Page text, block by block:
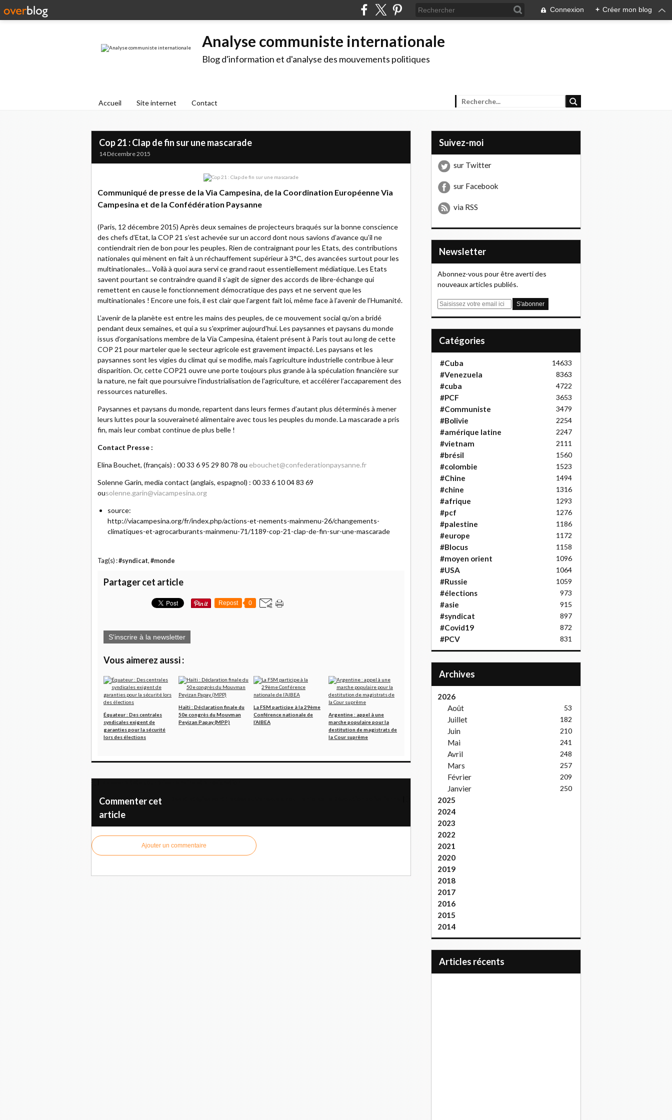
Connexion + Créer mon blog
Analyse communiste internationale
Blog d'information et d'analyse des mouvements politiques
Accueil Site internet Contact
Cop 21 : Clap de fin sur une mascarade
14 Décembre 2015
Communiqué de presse de la Via Campesina, de la Coordination Européenne Via
Campesina et de la Confédération Paysanne
(Paris, 12 décembre 2015) Après deux semaines de projecteurs braqués sur la bonne conscience
des chefs d’Etat, la COP 21 s’est achevée sur un accord dont nous savions d’avance qu’il ne
contiendrait rien de bon pour les peuples. Rien de contraignant pour les Etats, des contributions
nationales qui mènent en fait à un réchauffement supérieur à 3°C, des avancées surtout pour les
multinationales… Voilà à quoi aura servi ce grand raout essentiellement médiatique. Les Etats
savent pourtant se contraindre quand il s’agit de signer des accords de libre-échange qui
remettent en cause le fonctionnement démocratique des pays et ne servent que les
multinationales ! Encore une fois, il est clair que l’argent fait loi, même face à l’avenir de l’Humanité.
L’avenir de la planète est entre les mains des peuples, de ce mouvement social qu’on a bridé
pendant deux semaines, et qui a su s'exprimer aujourd'hui. Les paysannes et paysans du monde
issus d’organisations membre de la Via Campesina, étaient présent à Paris tout au long de cette
COP 21 pour marteler que le secteur agricole est gravement impacté. Les paysans et les
paysannes sont les vigies du climat qui se modifie, mais l’agriculture industrielle contribue à leur
disparition. Or, cette COP21 ouvre une porte toujours plus grande à la spéculation financière sur
la nature, ne fait que poursuivre l'industrialisation de l'agriculture, et accélérer l’accaparement des
ressources naturelles.
Paysannes et paysans du monde, repartent dans leurs fermes d’autant plus déterminés à mener
leurs luttes pour la souveraineté alimentaire avec tous les peuples du monde. La mascarade a pris
fin, mais leur combat continue de plus belle !
Contact Presse :
Elina Bouchet, (français) : 00 33 6 95 29 80 78 ou ebouchet@confederationpaysanne.fr
Solenne Garin, media contact (anglais, espagnol) : 00 33 6 10 04 83 69
ousolenne.garin@viacampesina.org
source:
http://viacampesina.org/fr/index.php/actions-et-nements-mainmenu-26/changements-
climatiques-et-agrocarburants-mainmenu-71/1189-cop-21-clap-de-fin-sur-une-mascarade
Tag(s) :#syndicat, #monde
Partager cet article
Repost 0
S'inscrire à la newsletter
Vous aimerez aussi :
Équateur : Des centrales
syndicales exigent de
garanties pour la sécurité
lors des élections
Haïti : Déclaration finale du
50e congrès du Mouvman
Peyizan Papay (MPP)
La FSM participe à la 29ème
Conférence nationale de
l’AIBEA
Argentine : appel à une
marche populaire pour la
destitution de magistrats de
la Cour suprême
Commenter cet
article
Ajouter un commentaire
Suivez-moi
sur Twitter
sur Facebook
via RSS
Newsletter
Abonnez-vous pour être averti des
nouveaux articles publiés.
E
Catégories
#Cuba 14633
#Venezuela 8363
#cuba 4722
#PCF 3653
#Communiste 3479
#Bolivie 2254
#amérique latine 2247
#vietnam 2111
#brésil 1560
#colombie 1523
#Chine 1494
#chine 1316
#afrique 1293
#pcf 1276
#palestine 1186
#europe 1172
#Blocus 1158
#moyen orient 1096
#USA 1064
#Russie 1059
#élections 973
#asie 915
#syndicat 897
#Covid19 872
#PCV 831
Archives
2026
Août
53
Juillet 182
Juin 210
Mai 241
Avril 248
Mars 257
Février 209
Janvier 250
2025
2024
2023
2022
2021
2020
2019
2018
2017
2016
2015
2014
articles récents